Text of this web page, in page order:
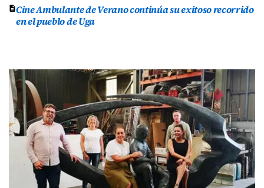
Cine Ambulante de Verano continúa su exitoso recorrido
en el pueblo de Uga